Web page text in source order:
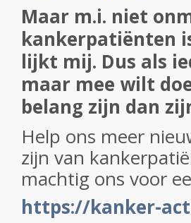
Maar m.i. niet
kankerpatiënten
lijkt mij. Dus als
maar mee wilt
belang zijn dan
Help ons meer
zijn van
machtig ons voor
https://kanker-